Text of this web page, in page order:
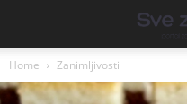
Home Zanimljivosti